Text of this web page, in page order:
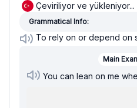
Çeviriliyor ve yükleniyor...
Grammatical Info:
To rely on or depend on
Main
You can lean on me